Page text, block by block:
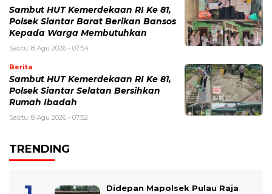
Sambut HUT Kemerdekaan RI Ke 81,
Polsek Siantar Barat Berikan Bansos
Kepada Warga Membutuhkan
Sabtu, 8 Agu 2026 - 07:54
Berita
Sambut HUT Kemerdekaan RI Ke 81,
Polsek Siantar Selatan Bersihkan
Rumah Ibadah
Sabtu, 8 Agu 2026 - 07:52
TRENDING
Didepan Mapolsek Pulau Raja